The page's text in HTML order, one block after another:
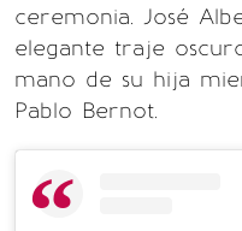
ceremonia. José
elegante traje
mano de su hija
Pablo Bernot.